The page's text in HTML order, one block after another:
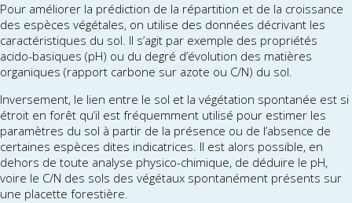
Pour améliorer la prédiction de la répartition et de la croissance
des espèces végétales, on utilise des données décrivant les
caractéristiques du sol. Il s’agit par exemple des propriétés
acido-basiques (pH) ou du degré d’évolution des matières
organiques (rapport carbone sur azote ou C/N) du sol.
Inversement, le lien entre le sol et la végétation spontanée est si
étroit en forêt qu’il est fréquemment utilisé pour estimer les
paramètres du sol à partir de la présence ou de l’absence de
certaines espèces dites indicatrices. Il est alors possible, en
dehors de toute analyse physico-chimique, de déduire le pH,
voire le C/N des sols des végétaux spontanément présents sur
une placette forestière.